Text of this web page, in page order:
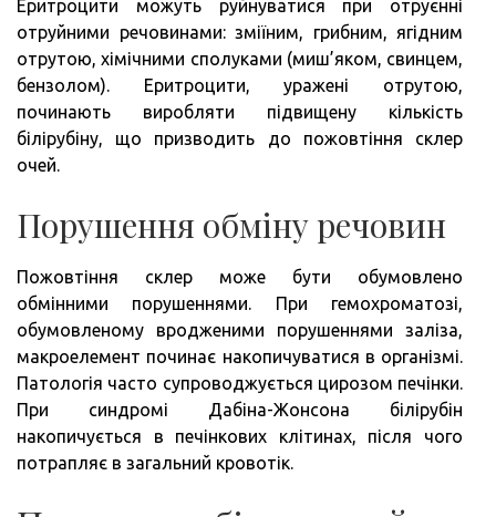
Еритроцити можуть руйнуватися при отруєнні
отруйними речовинами: зміїним, грибним, ягідним
отрутою, хімічними сполуками (миш’яком, свинцем,
бензолом). Еритроцити, уражені отрутою,
починають виробляти підвищену кількість
білірубіну, що призводить до пожовтіння склер
очей.
Порушення обміну речовин
Пожовтіння склер може бути обумовлено
обмінними порушеннями. При гемохроматозі,
обумовленому вродженими порушеннями заліза,
макроелемент починає накопичуватися в організмі.
Патологія часто супроводжується цирозом печінки.
При синдромі Дабіна-Жонсона білірубін
накопичується в печінкових клітинах, після чого
потрапляє в загальний кровотік.